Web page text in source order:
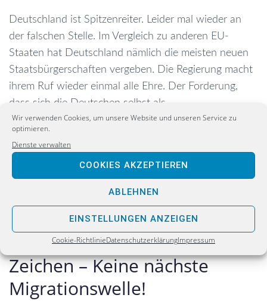
Wir verwenden Cookies, um unsere Website und unseren Service zu
optimieren.
Dienste verwalten
COOKIES AKZEPTIEREN
ABLEHNEN
EINSTELLUNGEN ANZEIGEN
Cookie-RichtlinieDatenschutzerklärungImpressum
Deutschland ist Spitzenreiter. Leider mal wieder an
der falschen Stelle. Im Vergleich zu anderen EU-
Staaten hat Deutschland nämlich die meisten neuen
Staatsbürgerschaften vergeben. Die Regierung macht
ihrem Ruf wieder einmal alle Ehre. Der Forderung,
dass sich die Deutschen selbst als...
WEITERLESEN
Wir brauchen ein starkes
Zeichen – Keine nächste
Migrationswelle!